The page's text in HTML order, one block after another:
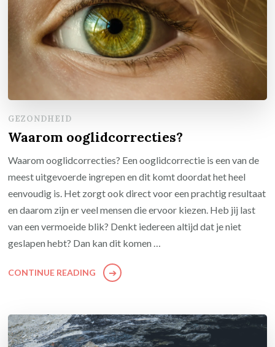
GEZONDHEID
Waarom ooglidcorrecties?
Waarom ooglidcorrecties? Een ooglidcorrectie is een van de
meest uitgevoerde ingrepen en dit komt doordat het heel
eenvoudig is. Het zorgt ook direct voor een prachtig resultaat
en daarom zijn er veel mensen die ervoor kiezen. Heb jij last
van een vermoeide blik? Denkt iedereen altijd dat je niet
geslapen hebt? Dan kan dit komen …
CONTINUE READING